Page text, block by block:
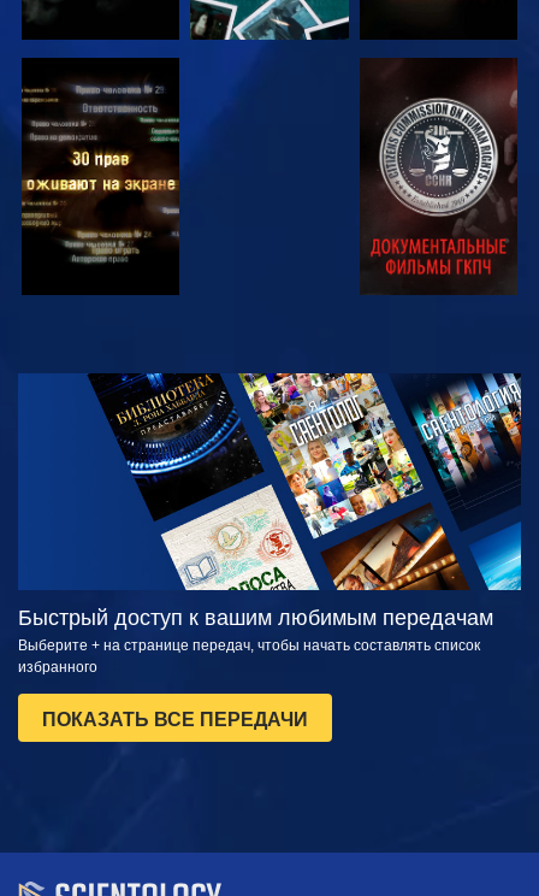
СМОТРЕТЬ СМОТРЕТЬ
СМОТРЕТЬ
СМОТРЕТЬ
ПЕРЕДАЧИ
Быстрый доступ к вашим любимым передачам
Выберите + на странице передач, чтобы начать составлять список
избранного
ПОКАЗАТЬ ВСЕ ПЕРЕДАЧИ